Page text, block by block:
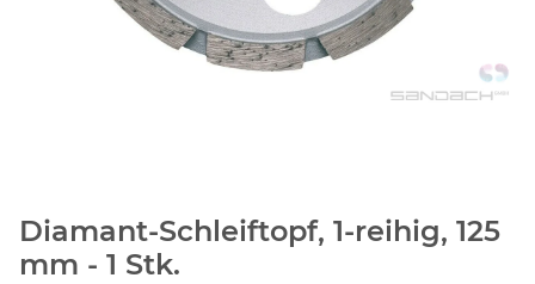
Diamant-Schleiftopf, 1-reihig, 125
mm - 1 Stk.